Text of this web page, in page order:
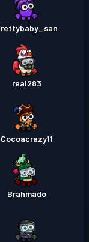
real283
Cocoacrazy11
Brahmado